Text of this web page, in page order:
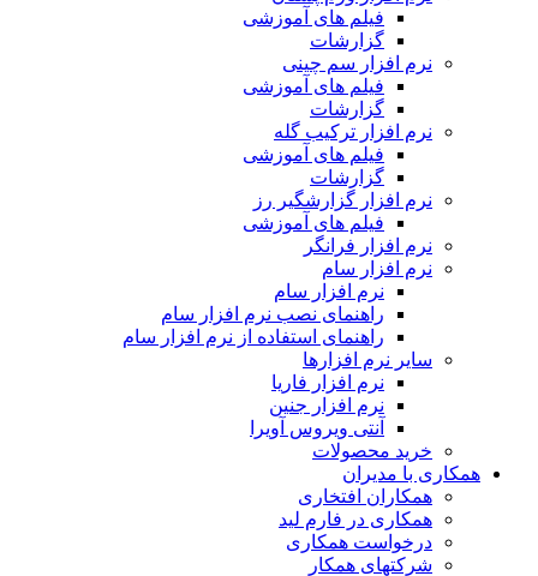
فیلم های آموزشی
گزارشات
نرم افزار سم چینی
فیلم های آموزشی
گزارشات
نرم افزار ترکیب گله
فیلم های آموزشی
گزارشات
نرم افزار گزارشگیر رز
فیلم های آموزشی
نرم افزار فرانگر
نرم افزار سام
نرم افزار سام
راهنمای نصب نرم افزار سام
راهنمای استفاده از نرم افزار سام
سایر نرم افزارها
نرم افزار فاریا
نرم افزار جنین
آنتی ویروس آویرا
خرید محصولات
همکاری با مدیران
همکاران افتخاری
همکاری در فارم لید
درخواست همکاری
شرکتهای همکار